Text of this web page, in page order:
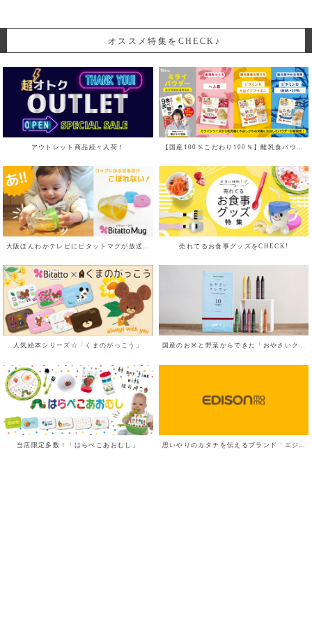
オススメ特集をCHECK♪
アウトレット商品続々入荷！
大阪ほんわかテレビにビタットマグが放送されました！ 売れてるお食事グッズをCHECK!
人気絵本シリーズ☆「くまのがっこう」 国産のお米と野菜からできた「おやさいクレヨン」
当店限定多数！「はらぺこあおむし」